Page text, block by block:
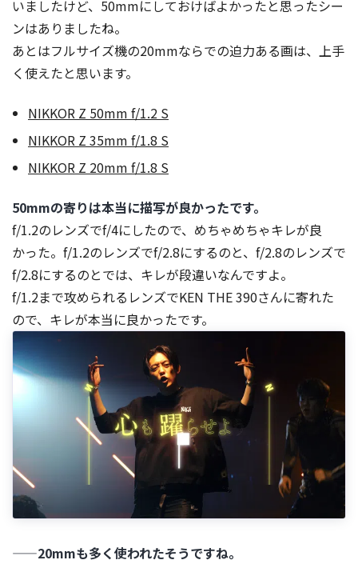
いましたけど、50mmにしておけばよかったと思ったシー
ンはありましたね。
あとはフルサイズ機の20mmならでの迫力ある画は、上手
く使えたと思います。
NIKKOR Z 50mm f/1.2 S
NIKKOR Z 35mm f/1.8 S
NIKKOR Z 20mm f/1.8 S
50mmの寄りは本当に描写が良かったです。
f/1.2のレンズでf/4にしたので、めちゃめちゃキレが良
かった。f/1.2のレンズでf/2.8にするのと、f/2.8のレンズで
f/2.8にするのとでは、キレが段違いなんですよ。
f/1.2まで攻められるレンズでKEN THE 390さんに寄れた
ので、キレが本当に良かったです。
——20mmも多く使われたそうですね。